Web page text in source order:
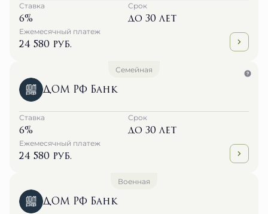
Ставка
6%
Срок
до 30 лет
Ежемесячный платеж
24 580 руб.
Семейная
ДОМ РФ Банк
Ставка
6%
Срок
до 30 лет
Ежемесячный платеж
24 580 руб.
Военная
ДОМ РФ Банк